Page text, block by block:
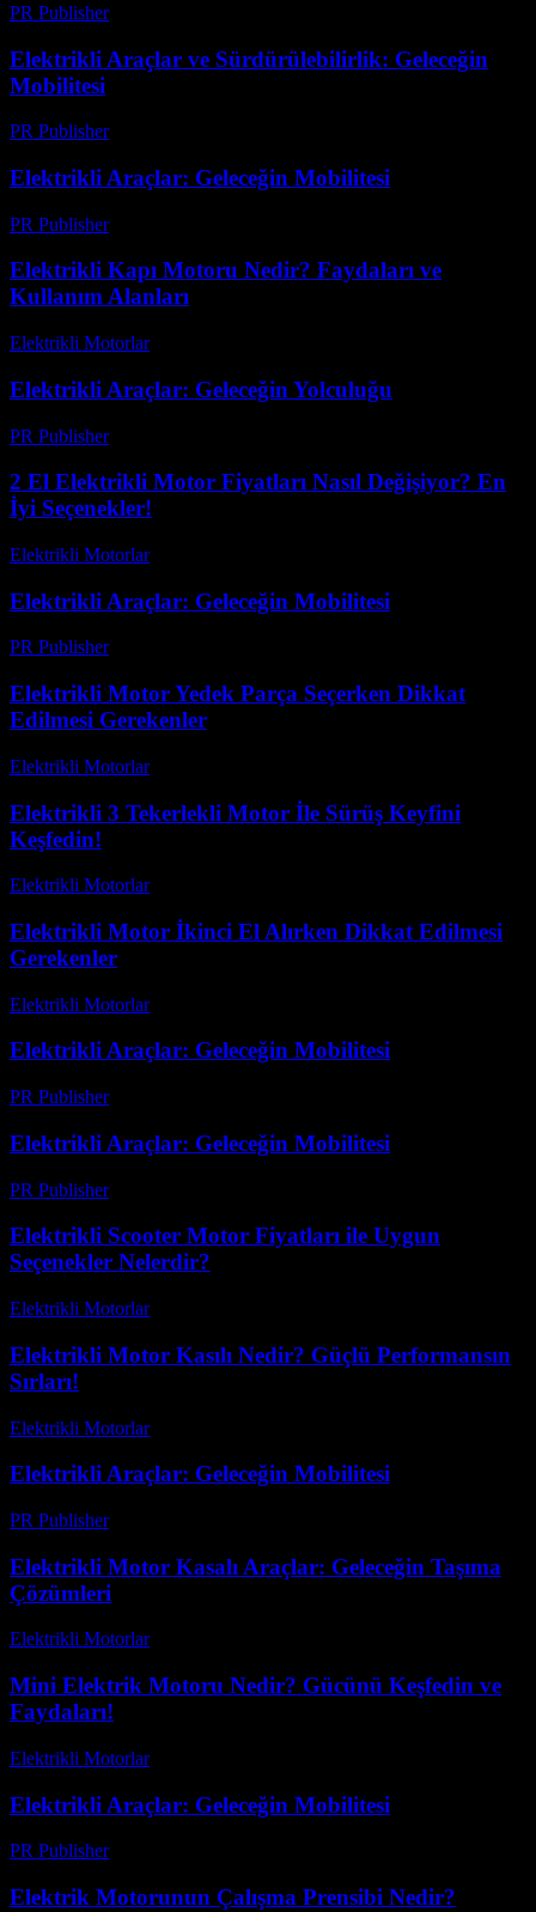
PR Publisher-
Elektrikli Araçlar ve Sürdürülebilirlik: Geleceğin
Mobilitesi
PR Publisher-
Elektrikli Araçlar: Geleceğin Mobilitesi
PR Publisher-
Elektrikli Kapı Motoru Nedir? Faydaları ve
Kullanım Alanları
Elektrikli Motorlar-
Elektrikli Araçlar: Geleceğin Yolculuğu
PR Publisher-
2 El Elektrikli Motor Fiyatları Nasıl Değişiyor? En
İyi Seçenekler!
Elektrikli Motorlar-
Elektrikli Araçlar: Geleceğin Mobilitesi
PR Publisher-
Elektrikli Motor Yedek Parça Seçerken Dikkat
Edilmesi Gerekenler
Elektrikli Motorlar-
Elektrikli 3 Tekerlekli Motor İle Sürüş Keyfini
Keşfedin!
Elektrikli Motorlar-
Elektrikli Motor İkinci El Alırken Dikkat Edilmesi
Gerekenler
Elektrikli Motorlar-
Elektrikli Araçlar: Geleceğin Mobilitesi
PR Publisher-
Elektrikli Araçlar: Geleceğin Mobilitesi
PR Publisher-
Elektrikli Scooter Motor Fiyatları ile Uygun
Seçenekler Nelerdir?
Elektrikli Motorlar-
Elektrikli Motor Kasılı Nedir? Güçlü Performansın
Sırları!
Elektrikli Motorlar-
Elektrikli Araçlar: Geleceğin Mobilitesi
PR Publisher-
Elektrikli Motor Kasalı Araçlar: Geleceğin Taşıma
Çözümleri
Elektrikli Motorlar-
Mini Elektrik Motoru Nedir? Gücünü Keşfedin ve
Faydaları!
Elektrikli Motorlar-
Elektrikli Araçlar: Geleceğin Mobilitesi
PR Publisher-
Elektrik Motorunun Çalışma Prensibi Nedir?